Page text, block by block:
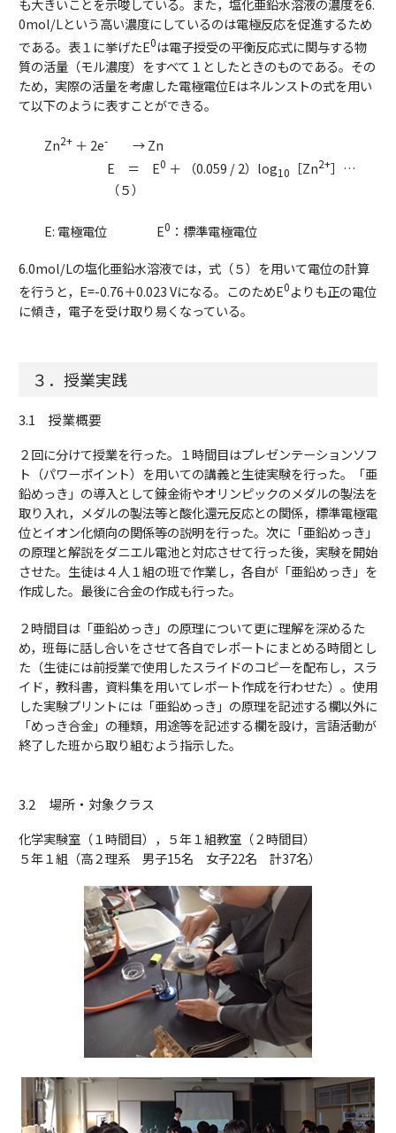
0mol/Lという高い濃度にしているのは電極反応を促進するため
である。表１に挙げたE0は電子授受の平衡反応式に関与する物
質の活量（モル濃度）をすべて１としたときのものである。その
ため，実際の活量を考慮した電極電位Eはネルンストの式を用い
て以下のように表すことができる。
Zn2+＋ 2e-→ Zn
E ＝ E0 ＋ （0.059 / 2）log10 ［Zn2+］…
（５）
E: 電極電位 E0 ：標準電極電位
6.0mol/Lの塩化亜鉛水溶液では，式（５）を用いて電位の計算
を行うと，E=-0.76＋0.023 Vになる。このためE0よりも正の電位
に傾き，電子を受け取り易くなっている。
３．授業実践
3.1 授業概要
２回に分けて授業を行った。１時間目はプレゼンテーションソフ
ト（パワーポイント）を用いての講義と生徒実験を行った。「亜
鉛めっき」の導入として錬金術やオリンピックのメダルの製法を
取り入れ，メダルの製法等と酸化還元反応との関係，標準電極電
位とイオン化傾向の関係等の説明を行った。次に「亜鉛めっき」
の原理と解説をダニエル電池と対応させて行った後，実験を開始
させた。生徒は４人１組の班で作業し，各自が「亜鉛めっき」を
作成した。最後に合金の作成も行った。
２時間目は「亜鉛めっき」の原理について更に理解を深めるた
め，班毎に話し合いをさせて各自でレポートにまとめる時間とし
た（生徒には前授業で使用したスライドのコピーを配布し，スラ
イド，教科書，資料集を用いてレポート作成を行わせた）。使用
した実験プリントには「亜鉛めっき」の原理を記述する欄以外に
「めっき合金」の種類，用途等を記述する欄を設け，言語活動が
終了した班から取り組むよう指示した。
3.2 場所・対象クラス
化学実験室（１時間目），５年１組教室（２時間目）
５年１組（高２理系 男子15名 女子22名 計37名）